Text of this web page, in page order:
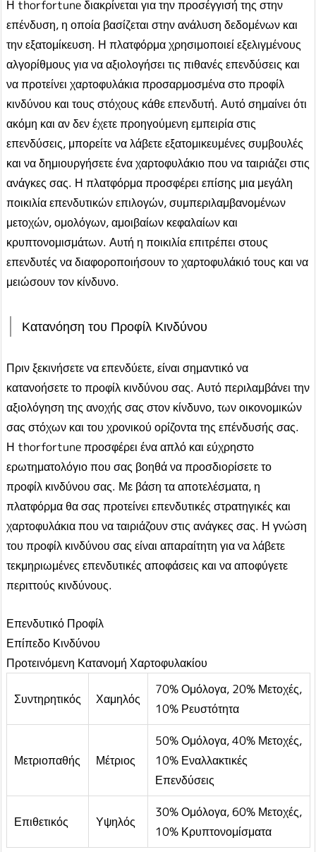
Η thorfortune διακρίνεται για την προσέγγισή της στην
επένδυση, η οποία βασίζεται στην ανάλυση δεδομένων και
την εξατομίκευση. Η πλατφόρμα χρησιμοποιεί εξελιγμένους
αλγορίθμους για να αξιολογήσει τις πιθανές επενδύσεις και
να προτείνει χαρτοφυλάκια προσαρμοσμένα στο προφίλ
κινδύνου και τους στόχους κάθε επενδυτή. Αυτό σημαίνει ότι
ακόμη και αν δεν έχετε προηγούμενη εμπειρία στις
επενδύσεις, μπορείτε να λάβετε εξατομικευμένες συμβουλές
και να δημιουργήσετε ένα χαρτοφυλάκιο που να ταιριάζει στις
ανάγκες σας. Η πλατφόρμα προσφέρει επίσης μια μεγάλη
ποικιλία επενδυτικών επιλογών, συμπεριλαμβανομένων
μετοχών, ομολόγων, αμοιβαίων κεφαλαίων και
κρυπτονομισμάτων. Αυτή η ποικιλία επιτρέπει στους
επενδυτές να διαφοροποιήσουν το χαρτοφυλάκιό τους και να
μειώσουν τον κίνδυνο.
Κατανόηση του Προφίλ Κινδύνου
Πριν ξεκινήσετε να επενδύετε, είναι σημαντικό να
κατανοήσετε το προφίλ κινδύνου σας. Αυτό περιλαμβάνει την
αξιολόγηση της ανοχής σας στον κίνδυνο, των οικονομικών
σας στόχων και του χρονικού ορίζοντα της επένδυσής σας.
Η thorfortune προσφέρει ένα απλό και εύχρηστο
ερωτηματολόγιο που σας βοηθά να προσδιορίσετε το
προφίλ κινδύνου σας. Με βάση τα αποτελέσματα, η
πλατφόρμα θα σας προτείνει επενδυτικές στρατηγικές και
χαρτοφυλάκια που να ταιριάζουν στις ανάγκες σας. Η γνώση
του προφίλ κινδύνου σας είναι απαραίτητη για να λάβετε
τεκμηριωμένες επενδυτικές αποφάσεις και να αποφύγετε
περιττούς κινδύνους.
Επενδυτικό Προφίλ
Επίπεδο Κινδύνου
Προτεινόμενη Κατανομή Χαρτοφυλακίου
Συντηρητικός Χαμηλός
70% Ομόλογα, 20% Μετοχές,
10% Ρευστότητα
Μετριοπαθής Μέτριος
50% Ομόλογα, 40% Μετοχές,
10% Εναλλακτικές
Επενδύσεις
Επιθετικός Υψηλός
30% Ομόλογα, 60% Μετοχές,
10% Κρυπτονομίσματα